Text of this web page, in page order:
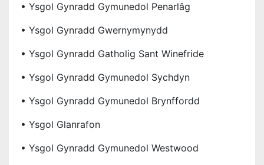
• Ysgol Gynradd Gymunedol Penarlâg
• Ysgol Gynradd Gwernymynydd
• Ysgol Gynradd Gatholig Sant Winefride
• Ysgol Gynradd Gymunedol Sychdyn
• Ysgol Gynradd Gymunedol Brynffordd
• Ysgol Glanrafon
• Ysgol Gynradd Gymunedol Westwood